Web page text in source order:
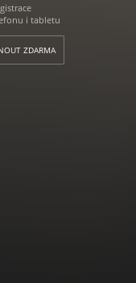
i tabletu
ZDARMA